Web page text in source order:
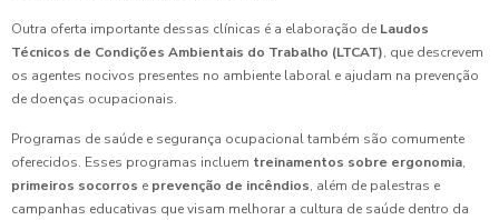
Outra oferta importante dessas clínicas é a elaboração de Laudos
Técnicos de Condições Ambientais do Trabalho (LTCAT), que descrevem
os agentes nocivos presentes no ambiente laboral e ajudam na prevenção
de doenças ocupacionais.
Programas de saúde e segurança ocupacional também são comumente
oferecidos. Esses programas incluem treinamentos sobre ergonomia,
primeiros socorros e prevenção de incêndios, além de palestras e
campanhas educativas que visam melhorar a cultura de saúde dentro da